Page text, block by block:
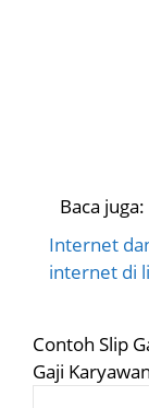
Baca juga:
Internet
internet di
Contoh Slip
Gaji